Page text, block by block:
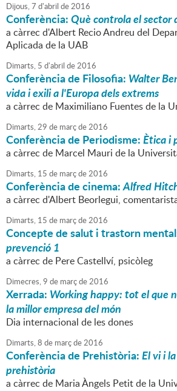
Dijous,7 d'abril de2016
Conferència:Què controla el sector
a càrrec d'Albert Recio Andreu del
Aplicada de la UAB
Dimarts, 5 d'abril de2016
Conferència de Filosofia: Walter
vida i exili a l'Europa dels extrems
a càrrec de Maximiliano Fuentes de la
Dimarts,29 de marçde2016
Conferència de Periodisme:Ètica i
a càrrec de Marcel Mauri de la
Dimarts, 15 de marçde2016
Conferència de cinema:Alfred
a càrrec d'Albert Beorlegui,
Dimarts, 15 de marçde2016
Concepte de salut i trastorn
prevenció 1
a càrrec de Pere Castellví, psicòleg
Dimecres,9 de marçde2016
Xerrada: Working happy: tot el que
la millor empresa del món
Dia internacional de les dones
Dimarts,8 de marçde2016
Conferència de Prehistòria:El vi i
prehistòria
a càrrec de Maria Àngels Petit de la